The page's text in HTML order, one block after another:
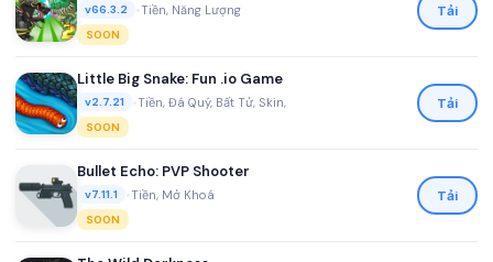
TÌM KIẾM PHỔ BIẾN
MOD APK Game offline Ứng dụng miễn phí
v66.3.2 Tiền, Năng Lượng
SOON
Tải
Little Big Snake: Fun .io Game
v2.7.21 Tiền, Đá Quý, Bất Tử, Skin,
SOON
Tải
Bullet Echo: PVP Shooter
v7.11.1 Tiền, Mở Khoá
SOON
Tải